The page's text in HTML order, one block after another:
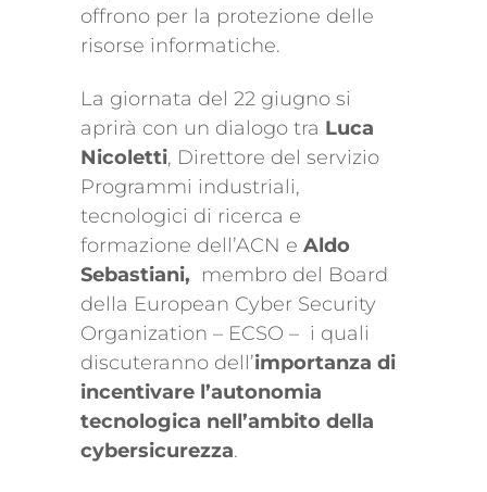
offrono per la protezione delle
risorse informatiche.
La giornata del 22 giugno si
aprirà con un dialogo tra Luca
Nicoletti, Direttore del servizio
Programmi industriali,
tecnologici di ricerca e
formazione dell’ACN e Aldo
Sebastiani, membro del Board
della European Cyber Security
Organization – ECSO – i quali
discuteranno dell’importanza di
incentivare l’autonomia
tecnologica nell’ambito della
cybersicurezza.